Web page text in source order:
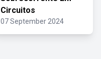
Circuitos
07 September 2024